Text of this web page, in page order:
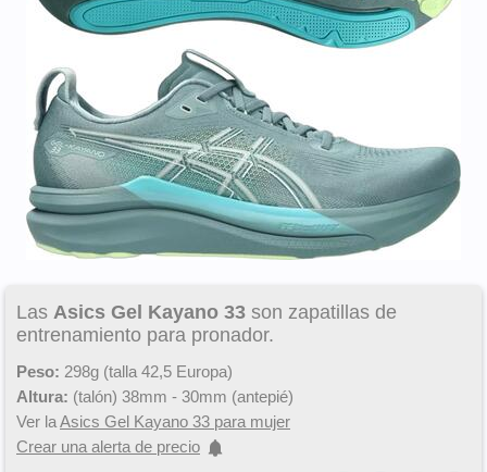
Las Asics Gel Kayano 33 son zapatillas de
entrenamiento para pronador.
Peso: 298g (talla 42,5 Europa)
Altura: (talón) 38mm - 30mm (antepié)
Ver laAsics Gel Kayano 33 para mujer
Crear una alerta de precio